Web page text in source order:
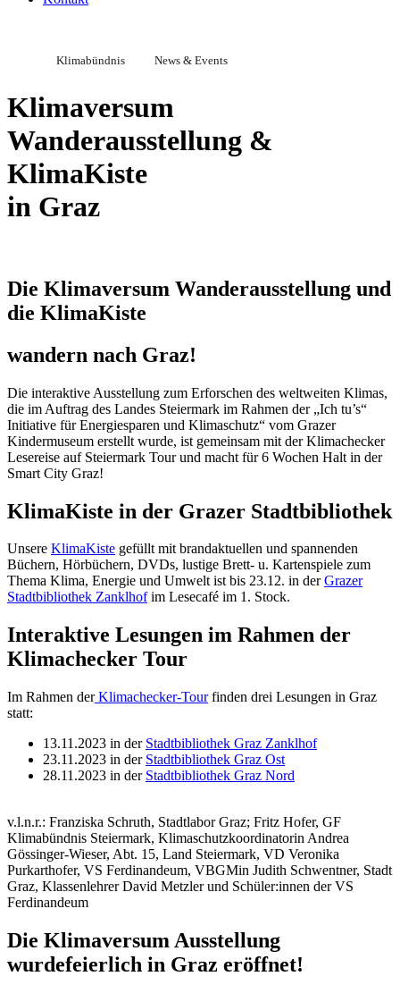
Klimabündnis News & Events
Klimaversum
Wanderausstellung &
KlimaKiste
in Graz
Die Klimaversum Wanderausstellung und
die KlimaKiste
wandern nach Graz!
Die interaktive Ausstellung zum Erforschen des weltweiten Klimas,
die im Auftrag des Landes Steiermark im Rahmen der „Ich tu’s“
Initiative für Energiesparen und Klimaschutz“ vom Grazer
Kindermuseum erstellt wurde, ist gemeinsam mit der Klimachecker
Lesereise auf Steiermark Tour und macht für 6 Wochen Halt in der
Smart City Graz!
KlimaKiste in der Grazer Stadtbibliothek
Unsere KlimaKiste gefüllt mit brandaktuellen und spannenden
Büchern, Hörbüchern, DVDs, lustige Brett- u. Kartenspiele zum
Thema Klima, Energie und Umwelt ist bis 23.12. in derGrazer
Stadtbibliothek Zanklhofim Lesecafé im 1. Stock.
Interaktive Lesungen im Rahmen der
Klimachecker Tour
Im Rahmen derKlimachecker-Tourfinden drei Lesungen in Graz
statt:
13.11.2023 in der Stadtbibliothek Graz Zanklhof
23.11.2023 in der Stadtbibliothek Graz Ost
28.11.2023 in der Stadtbibliothek Graz Nord
v.l.n.r.: Franziska Schruth, Stadtlabor Graz; Fritz Hofer, GF
Klimabündnis Steiermark, Klimaschutzkoordinatorin Andrea
Gössinger-Wieser, Abt. 15, Land Steiermark, VD Veronika
Purkarthofer, VS Ferdinandeum, VBGMin Judith Schwentner, Stadt
Graz, Klassenlehrer David Metzler und Schüler:innen der VS
Ferdinandeum
Die Klimaversum Ausstellung
wurdefeierlich in Graz eröffnet!